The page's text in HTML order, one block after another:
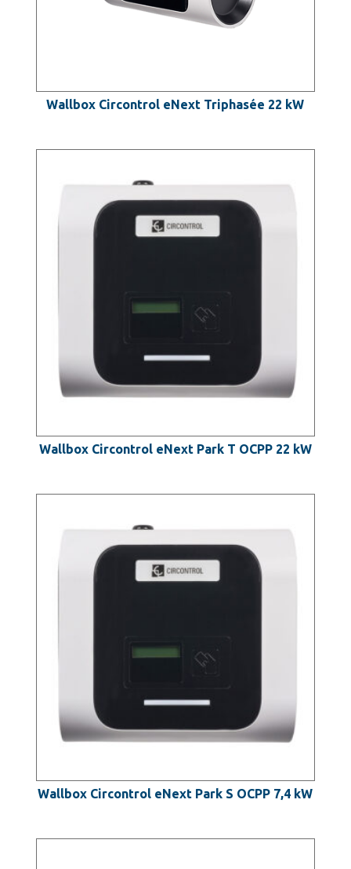
Wallbox Circontrol eNext Triphasée 22 kW
Wallbox Circontrol eNext Park T OCPP 22 kW
Wallbox Circontrol eNext Park S OCPP 7,4 kW